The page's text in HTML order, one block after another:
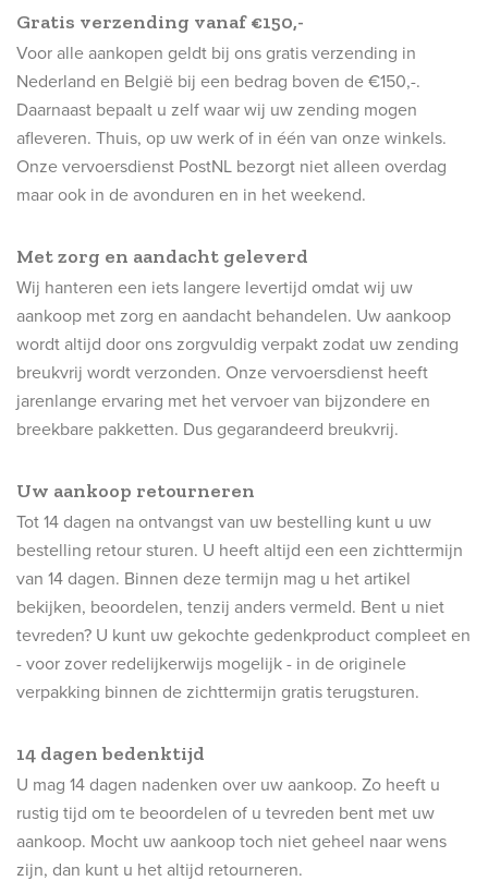
Gratis verzending vanaf €150,-
Voor alle aankopen geldt bij ons gratis verzending in
Nederland en België bij een bedrag boven de €150,-.
Daarnaast bepaalt u zelf waar wij uw zending mogen
afleveren. Thuis, op uw werk of in één van onze winkels.
Onze vervoersdienst PostNL bezorgt niet alleen overdag
maar ook in de avonduren en in het weekend.
Met zorg en aandacht geleverd
Wij hanteren een iets langere levertijd omdat wij uw
aankoop met zorg en aandacht behandelen. Uw aankoop
wordt altijd door ons zorgvuldig verpakt zodat uw zending
breukvrij wordt verzonden. Onze vervoersdienst heeft
jarenlange ervaring met het vervoer van bijzondere en
breekbare pakketten. Dus gegarandeerd breukvrij.
Uw aankoop retourneren
Tot 14 dagen na ontvangst van uw bestelling kunt u uw
bestelling retour sturen. U heeft altijd een een zichttermijn
van 14 dagen. Binnen deze termijn mag u het artikel
bekijken, beoordelen, tenzij anders vermeld. Bent u niet
tevreden? U kunt uw gekochte gedenkproduct compleet en
- voor zover redelijkerwijs mogelijk - in de originele
verpakking binnen de zichttermijn gratis terugsturen.
14 dagen bedenktijd
U mag 14 dagen nadenken over uw aankoop. Zo heeft u
rustig tijd om te beoordelen of u tevreden bent met uw
aankoop. Mocht uw aankoop toch niet geheel naar wens
zijn, dan kunt u het altijd retourneren.